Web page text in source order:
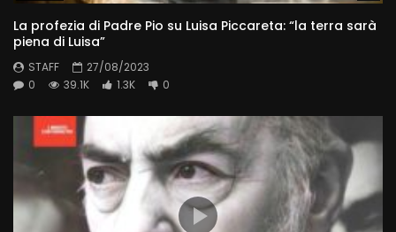
La profezia di Padre Pio su Luisa Piccareta: “la terra sarà
piena di Luisa”
STAFF
27/08/2023
0
39.1K 1.3K 0